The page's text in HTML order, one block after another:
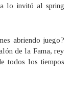
lo invitó al spring
abriendo juego?
de la Fama, rey
todos los tiempos